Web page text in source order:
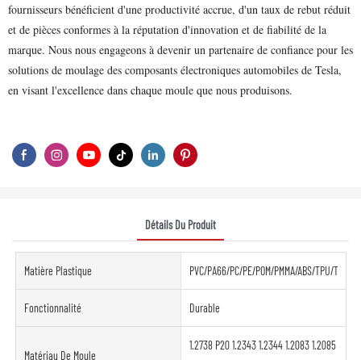
fournisseurs bénéficient d'une productivité accrue, d'un taux de rebut réduit
et de pièces conformes à la réputation d'innovation et de fiabilité de la
marque. Nous nous engageons à devenir un partenaire de confiance pour les
solutions de moulage des composants électroniques automobiles de Tesla,
en visant l'excellence dans chaque moule que nous produisons.
Détails Du Produit
Matière Plastique PVC/PA66/PC/PE/POM/PMMA/ABS/TPU/TPE/
Fonctionnalité Durable
Matériau De Moule
1.2738 P20 1.2343 1.2344 1.2083 1.2085